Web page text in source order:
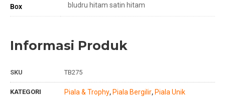
Box bludru hitam satin hitam
Informasi Produk
SKU TB275
KATEGORI Piala & Trophy, Piala Bergilir, Piala Unik